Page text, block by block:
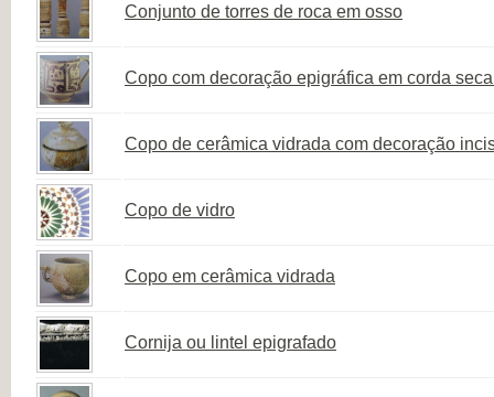
Conjunto de torres de roca em osso
Copo com decoração epigráfica em corda
Copo de cerâmica vidrada com decoração
Copo de vidro
Copo em cerâmica vidrada
Cornija ou lintel epigrafado